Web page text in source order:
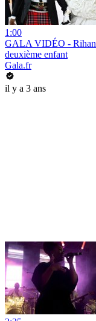
1:00
GALA VIDÉO -
deuxième enfant
Gala.fr
il y a 3 ans